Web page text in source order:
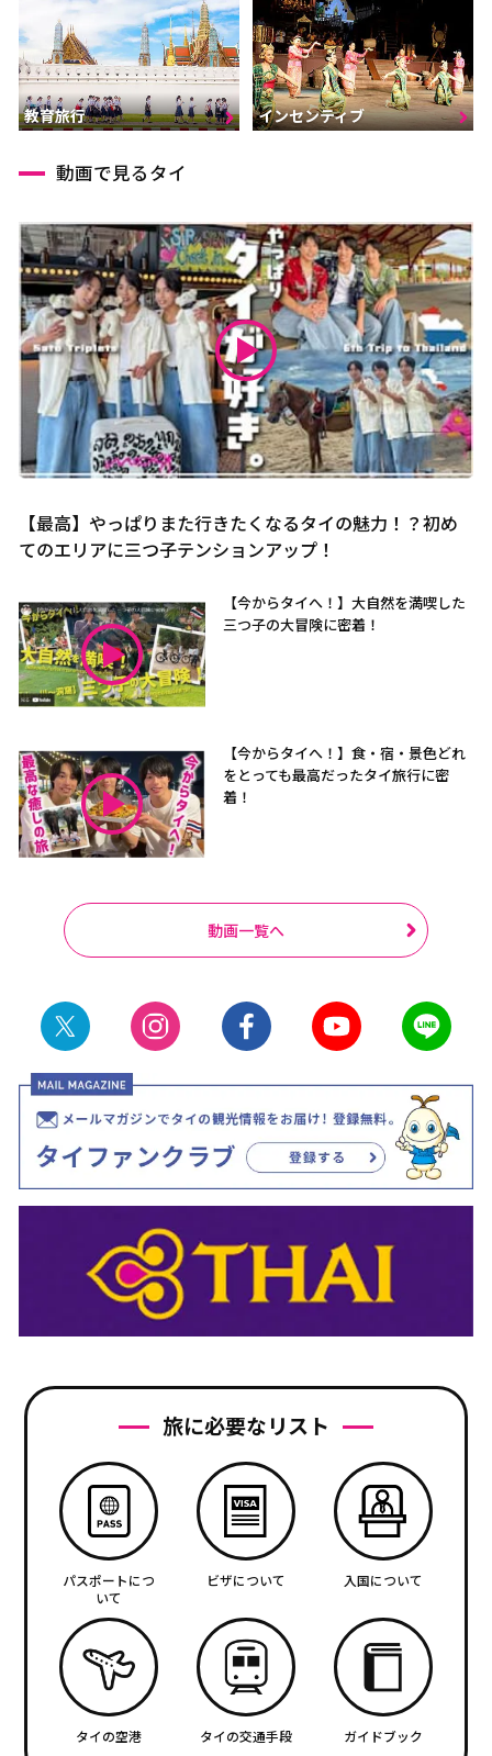
教育旅行 インセンティブ
動画で見るタイ
【最高】やっぱりまた行きたくなるタイの魅力！？初め
てのエリアに三つ子テンションアップ！
【今からタイへ！】大自然を満喫した
三つ子の大冒険に密着！
【今からタイへ！】食・宿・景色どれ
をとっても最高だったタイ旅行に密
着！
動画一覧へ
旅に必要なリスト
パスポートにつ
いて
ビザについて 入国について
タイの空港 タイの交通手段 ガイドブック